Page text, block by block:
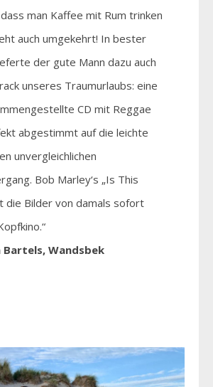
man Kaffee mit Rum trinken
auch umgekehrt! In bester
der gute Mann dazu auch
unseres Traumurlaubs: eine
CD mit Reggae
abgestimmt auf die leichte
unvergleichlichen
Bob Marley‘s „Is This
die Bilder von damals sofort
Bartels, Wandsbek